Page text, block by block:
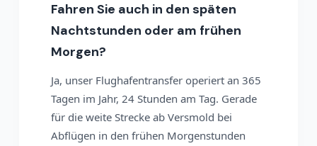
Fahren Sie auch in den späten
Nachtstunden oder am frühen
Morgen?
Ja, unser Flughafentransfer operiert an 365
Tagen im Jahr, 24 Stunden am Tag. Gerade
für die weite Strecke ab Versmold bei
Abflügen in den frühen Morgenstunden